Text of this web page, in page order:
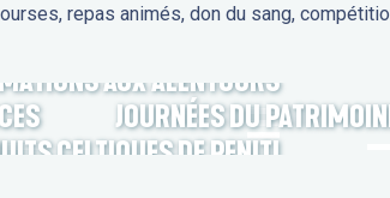
repas animés, don du sang,
AUX ALENTOURS
JOURNÉES DU
CELTIQUES DE PENITI